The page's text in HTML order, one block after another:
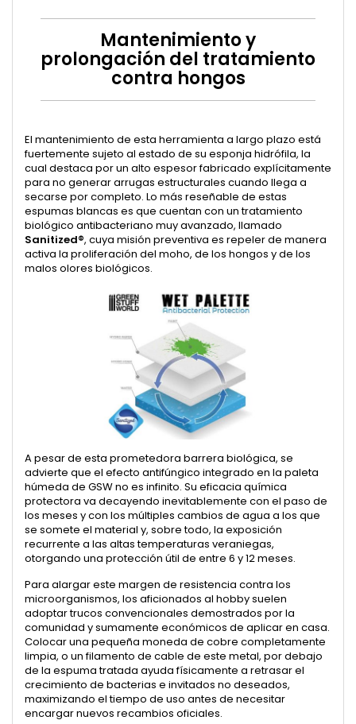
Mantenimiento y
prolongación del tratamiento
contra hongos
El mantenimiento de esta herramienta a largo plazo está
fuertemente sujeto al estado de su esponja hidrófila, la
cual destaca por un alto espesor fabricado explícitamente
para no generar arrugas estructurales cuando llega a
secarse por completo. Lo más reseñable de estas
espumas blancas es que cuentan con un tratamiento
biológico antibacteriano muy avanzado, llamado
Sanitized®, cuya misión preventiva es repeler de manera
activa la proliferación del moho, de los hongos y de los
malos olores biológicos.
A pesar de esta prometedora barrera biológica, se
advierte que el efecto antifúngico integrado en la paleta
húmeda de GSW no es infinito. Su eficacia química
protectora va decayendo inevitablemente con el paso de
los meses y con los múltiples cambios de agua a los que
se somete el material y, sobre todo, la exposición
recurrente a las altas temperaturas veraniegas,
otorgando una protección útil de entre 6 y 12 meses.
Para alargar este margen de resistencia contra los
microorganismos, los aficionados al hobby suelen
adoptar trucos convencionales demostrados por la
comunidad y sumamente económicos de aplicar en casa.
Colocar una pequeña moneda de cobre completamente
limpia, o un filamento de cable de este metal, por debajo
de la espuma tratada ayuda físicamente a retrasar el
crecimiento de bacterias e invitados no deseados,
maximizando el tiempo de uso antes de necesitar
encargar nuevos recambios oficiales.